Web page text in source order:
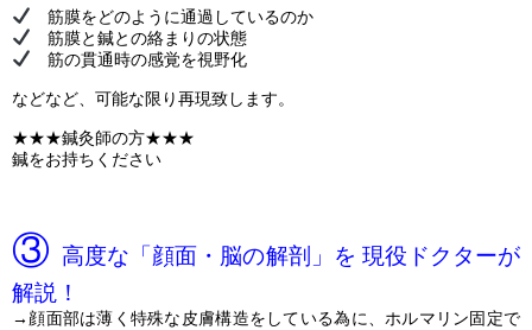
筋膜をどのように通過しているのか
筋膜と鍼との絡まりの状態
筋の貫通時の感覚を視野化
などなど、可能な限り再現致します。
★★★鍼灸師の方★★★
鍼をお持ちください
③ 高度な「顔面・脳の解剖」を 現役ドクターが
解説！
→顔面部は薄く特殊な皮膚構造をしている為に、ホルマリン固定で